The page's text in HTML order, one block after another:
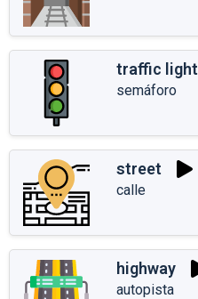
traffic light
semáforo
street
calle
highway
autopista